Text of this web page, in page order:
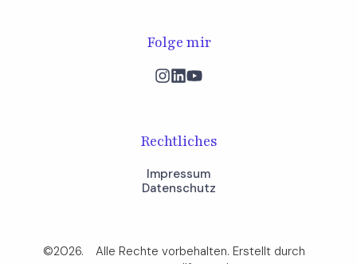
Folge mir
Rechtliches
Impressum
Datenschutz
©2026.
Alle Rechte vorbehalten. Erstellt durch